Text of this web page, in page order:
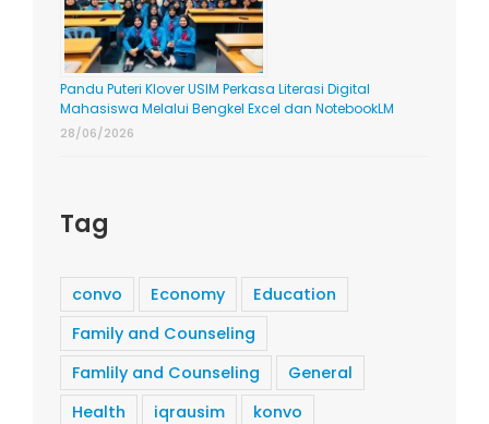
Pandu Puteri Klover USIM Perkasa Literasi Digital
Mahasiswa Melalui Bengkel Excel dan NotebookLM
28/06/2026
Tag
convo Economy
Education
Family and Counseling
Famlily and Counseling
General
Health
iqrausim
konvo